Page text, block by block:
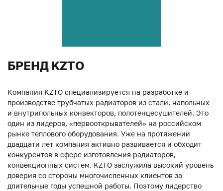
БРЕНД KZTO
Компания KZTO специализируется на разработке и
производстве трубчатых радиаторов из стали, напольных
и внутрипольных конвекторов, полотенцесушителей. Это
один из лидеров, «первооткрывателей» на российском
рынке теплового оборудования. Уже на протяжении
двадцати лет компания активно развивается и обходит
конкурентов в сфере изготовления радиаторов,
конвекционных систем. KZTO заслужила высокий уровень
доверия со стороны многочисленных клиентов за
длительные годы успешной работы. Поэтому лидерство